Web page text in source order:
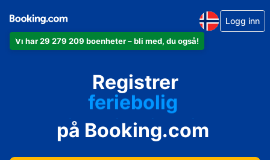
Vi har 29 279 209 boenheter – bli med, du også!
Logg inn
Registrer
leiligheten din
hotellet ditt
feriebolig
gjestgiveriet ditt
rorbua di
på Booking.com